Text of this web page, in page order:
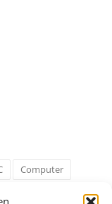
Computer